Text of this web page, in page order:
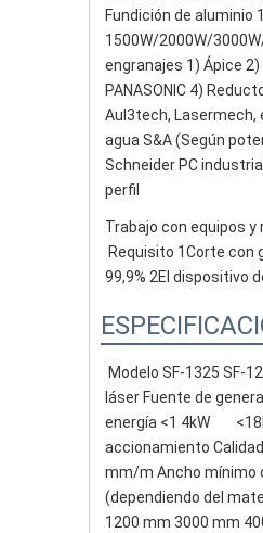
Fundición de
1500W/2000W/
engranajes 1) Ápice 2)
PANASONIC 4)
Aul3tech,
agua S&A (Según
Schneider PC
perfil
Trabajo con equipos
Requisito 1Corte con
99,9% 2El dispositivo
Modelo SF-1325 SF-
láser Fuente de
energía <1 4kW
accionamiento
mm/m Ancho mínimo
(dependiendo del
1200 mm 3000 mm